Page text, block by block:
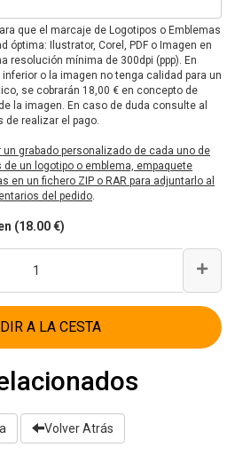
que el marcaje de Logotipos o Emblemas
óptima: Ilustrator, Corel, PDF o Imagen en
resolución mínima de 300dpi (ppp). En
o la imagen no tenga calidad para un
se cobrarán 18,00 € en concepto de
la imagen. En caso de duda consulte al
de realizar el pago.
un grabado personalizado de cada uno de
un logotipo o emblema, empaquete
en un fichero ZIP o RAR para adjuntarlo al
del pedido.
(18.00 €)
A LA CESTA
Volver Atrás